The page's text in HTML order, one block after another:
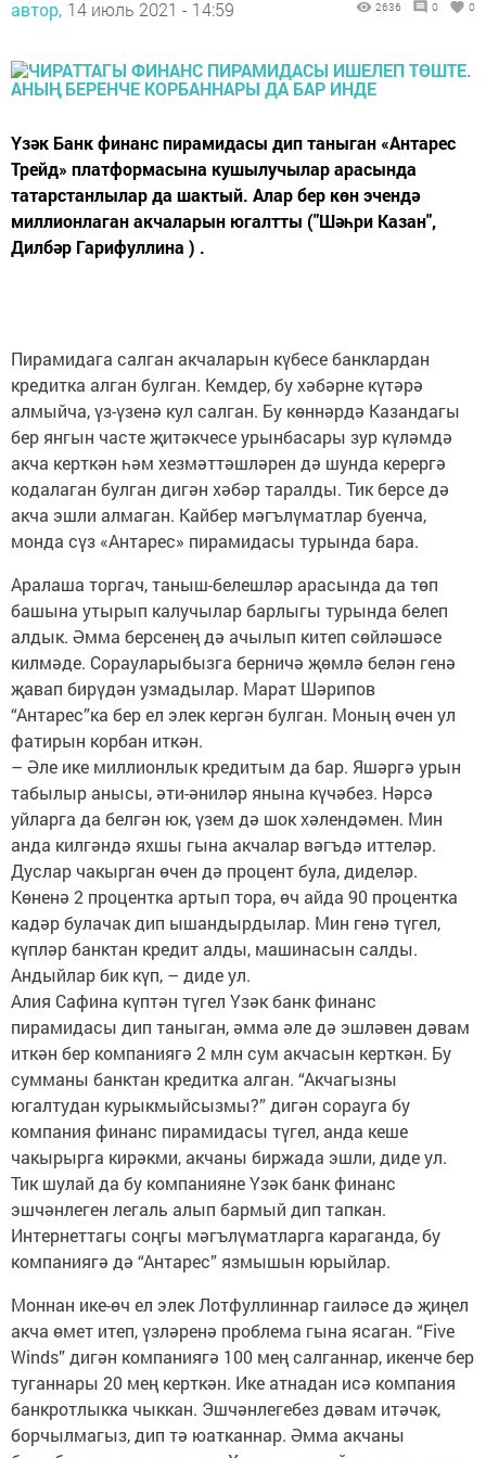
автор, 14 июль 2021 - 14:59 2636 0 0
Үзәк Банк финанс пирамидасы дип таныган «Антарес
Трейд» платформасына кушылучылар арасында
татарстанлылар да шактый. Алар бер көн эчендә
миллионлаган акчаларын югалтты ("Шәһри Казан",
Дилбәр Гарифуллина ) .
Пирамидага салган акчаларын күбесе банклардан
кредитка алган булган. Кемдер, бу хәбәрне күтәрә
алмыйча, үз-үзенә кул салган. Бу көннәрдә Казандагы
бер янгын часте җитәкчесе урынбасары зур күләмдә
акча керткән һәм хезмәттәшләрен дә шунда керергә
кодалаган булган дигән хәбәр таралды. Тик берсе дә
акча эшли алмаган. Кайбер мәгълүматлар буенча,
монда сүз «Антарес» пирамидасы турында бара.
Аралаша торгач, таныш-белешләр арасында да төп
башына утырып калучылар барлыгы турында белеп
алдык. Әмма берсенең дә ачылып китеп сөйләшәсе
килмәде. Сорауларыбызга берничә җөмлә белән генә
җавап бирүдән узмадылар. Марат Шәрипов
“Антарес”ка бер ел элек кергән булган. Моның өчен ул
фатирын корбан иткән.
– Әле ике миллионлык кредитым да бар. Яшәргә урын
табылыр анысы, әти-әниләр янына күчәбез. Нәрсә
уйларга да белгән юк, үзем дә шок хәлендәмен. Мин
анда килгәндә яхшы гына акчалар вәгъдә иттеләр.
Дуслар чакырган өчен дә процент була, диделәр.
Көненә 2 процентка артып тора, өч айда 90 процентка
кадәр булачак дип ышандырдылар. Мин генә түгел,
күпләр банктан кредит алды, машинасын салды.
Андыйлар бик күп, – диде ул.
Алия Сафина күптән түгел Үзәк банк финанс
пирамидасы дип таныган, әмма әле дә эшләвен дәвам
иткән бер компаниягә 2 млн сум акчасын керткән. Бу
сумманы банктан кредитка алган. “Акчагызны
югалтудан курыкмыйсызмы?” дигән сорауга бу
компания финанс пирамидасы түгел, анда кеше
чакырырга кирәкми, акчаны биржада эшли, диде ул.
Тик шулай да бу компанияне Үзәк банк финанс
эшчәнлеген легаль алып бармый дип тапкан.
Интернеттагы соңгы мәгълүматларга караганда, бу
компаниягә дә “Антарес” язмышын юрыйлар.
Моннан ике-өч ел элек Лотфуллиннар гаиләсе дә җиңел
акча өмет итеп, үзләренә проблема гына ясаган. “Five
Winds” дигән компаниягә 100 мең салганнар, икенче бер
туганнары 20 мең керткән. Ике атнадан исә компания
банкротлыкка чыккан. Эшчәнлегебез дәвам итәчәк,
борчылмагыз, дип тә юатканнар. Әмма акчаны